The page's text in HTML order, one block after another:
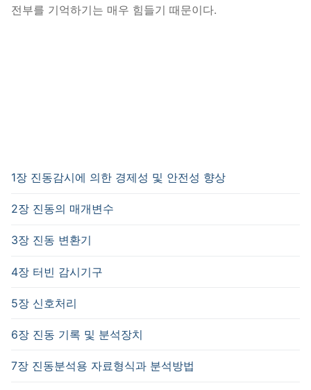
전부를 기억하기는 매우 힘들기 때문이다.
1장 진동감시에 의한 경제성 및 안전성 향상
2장 진동의 매개변수
3장 진동 변환기
4장 터빈 감시기구
5장 신호처리
6장 진동 기록 및 분석장치
7장 진동분석용 자료형식과 분석방법